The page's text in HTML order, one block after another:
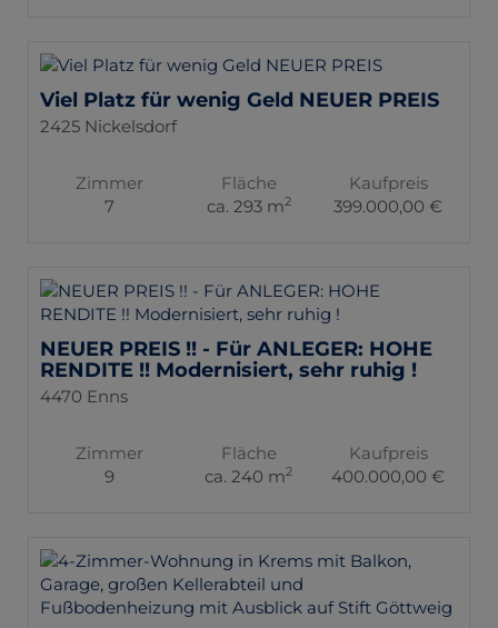
Viel Platz für wenig Geld NEUER PREIS
2425 Nickelsdorf
Zimmer
7
Fläche
ca. 293 m2
Kaufpreis
399.000,00 €
NEUER PREIS !! - Für ANLEGER: HOHE
RENDITE !! Modernisiert, sehr ruhig !
4470 Enns
Zimmer
9
Fläche
ca. 240 m2
Kaufpreis
400.000,00 €